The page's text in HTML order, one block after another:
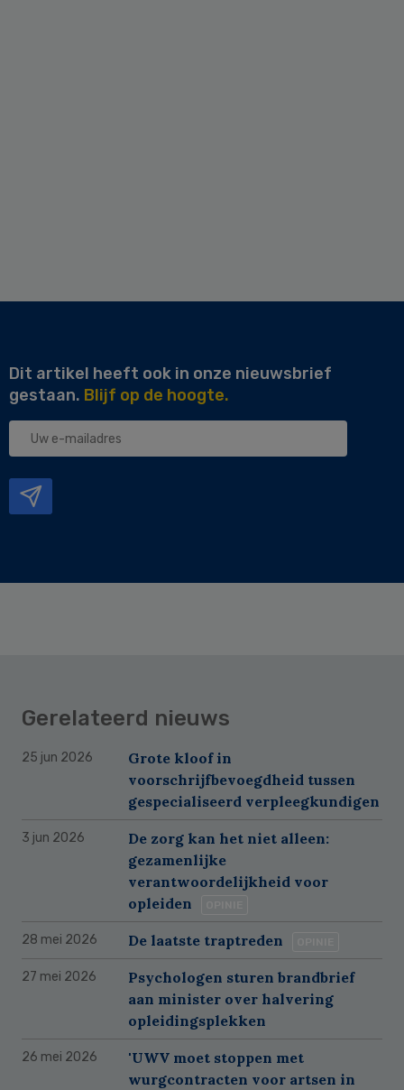
Dit artikel heeft ook in onze nieuwsbrief
gestaan. Blijf op de hoogte.
Uw
Gerelateerd nieuws
25 jun 2026
Grote kloof in
voorschrijfbevoegdheid tussen
gespecialiseerd verpleegkundigen
3 jun 2026
De zorg kan het niet alleen:
gezamenlijke
verantwoordelijkheid voor
opleiden
28 mei 2026 De laatste traptreden
27 mei 2026
Psychologen sturen brandbrief
aan minister over halvering
opleidingsplekken
26 mei 2026
'UWV moet stoppen met
wurgcontracten voor artsen in